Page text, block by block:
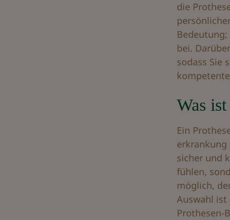
die
bei.
sodass Sie
Was
Ein
erkrankung
sicher und
fühlen,
möglich,
Auswahl
Prothesen-